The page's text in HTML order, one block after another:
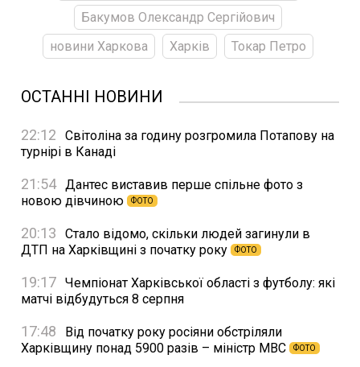
Бакумов Олександр Сергійович
новини Харкова
Харків Токар Петро
ОСТАННІ НОВИНИ
22:12
Світоліна за годину розгромила Потапову на
турнірі в Канаді
21:54 Дантес виставив перше спільне фото з
новою дівчиною
ФОТО
20:13
Стало відомо, скільки людей загинули в
ДТП на Харківщині з початку року
ФОТО
19:17 Чемпіонат Харківської області з футболу: які
матчі відбудуться 8 серпня
17:48
Від початку року росіяни обстріляли
Харківщину понад 5900 разів – міністр МВС
ФОТО